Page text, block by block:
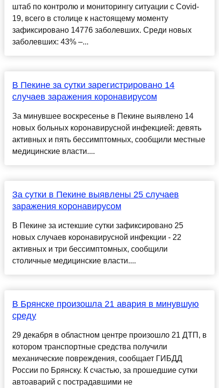
штаб по контролю и мониторингу ситуации с Сovid-
19, всего в столице к настоящему моменту
зафиксировано 14776 заболевших. Среди новых
заболевших: 43% –...
В Пекине за сутки зарегистрировано 14
случаев заражения коронавирусом
За минувшее воскресенье в Пекине выявлено 14
новых больных коронавирусной инфекцией: девять
активных и пять бессимптомных, сообщили местные
медицинские власти....
За сутки в Пекине выявлены 25 случаев
заражения коронавирусом
В Пекине за истекшие сутки зафиксировано 25
новых случаев коронавирусной инфекции - 22
активных и три бессимптомных, сообщили
столичные медицинские власти....
В Брянске произошла 21 авария в минувшую
среду
29 декабря в областном центре произошло 21 ДТП, в
котором транспортные средства получили
механические повреждения, сообщает ГИБДД
России по Брянску. К счастью, за прошедшие сутки
автоаварий с пострадавшими не